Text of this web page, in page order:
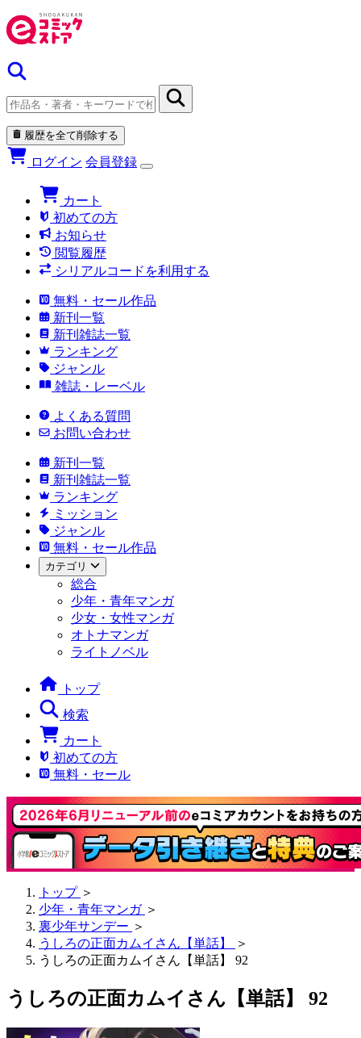
履歴を全て削除する
ログイン 会員登録
カート
初めての方
お知らせ
閲覧履歴
シリアルコードを利用する
無料・セール作品
新刊一覧
新刊雑誌一覧
ランキング
ジャンル
雑誌・レーベル
よくある質問
お問い合わせ
新刊一覧
新刊雑誌一覧
ランキング
ミッション
ジャンル
無料・セール作品
カテゴリ
総合
少年・青年マンガ
少女・女性マンガ
オトナマンガ
ライトノベル
トップ
検索
カート
初めての方
無料・セール
トップ ＞
少年・青年マンガ ＞
裏少年サンデー ＞
うしろの正面カムイさん【単話】
＞
うしろの正面カムイさん【単話】 92
うしろの正面カムイさん【単話】 92